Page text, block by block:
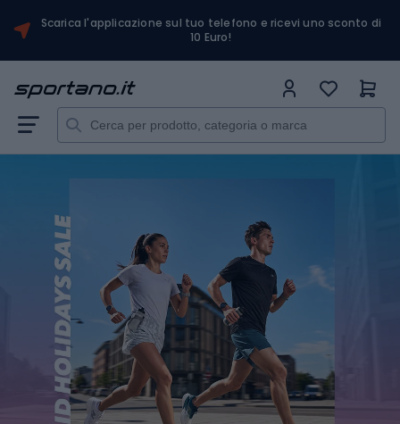
Scarica l'applicazione sul tuo telefono e ricevi uno sconto di
10 Euro!